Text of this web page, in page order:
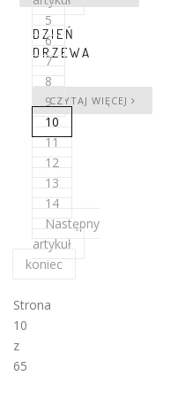
DZIEŃ
DRZEWA
CZYTAJ WIĘCEJ
5
6
7
8
9
10
11
12
13
14
Następny
artykuł
koniec
Strona
10
z
65